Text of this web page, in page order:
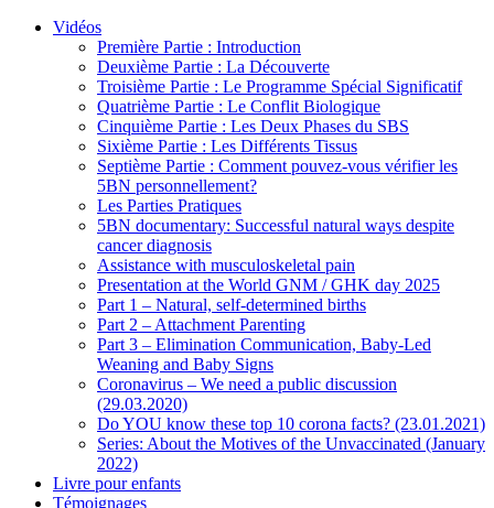
Vidéos
Première Partie : Introduction
Deuxième Partie : La Découverte
Troisième Partie : Le Programme Spécial Significatif
Quatrième Partie : Le Conflit Biologique
Cinquième Partie : Les Deux Phases du SBS
Sixième Partie : Les Différents Tissus
Septième Partie : Comment pouvez-vous vérifier les
5BN personnellement?
Les Parties Pratiques
5BN documentary: Successful natural ways despite
cancer diagnosis
Assistance with musculoskeletal pain
Presentation at the World GNM / GHK day 2025
Part 1 – Natural, self-determined births
Part 2 – Attachment Parenting
Part 3 – Elimination Communication, Baby-Led
Weaning and Baby Signs
Coronavirus – We need a public discussion
(29.03.2020)
Do YOU know these top 10 corona facts? (23.01.2021)
Series: About the Motives of the Unvaccinated (January
2022)
Livre pour enfants
Témoignages